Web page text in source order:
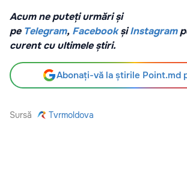
Acum ne puteți urmări și
pe Telegram, Facebook șiInstagram
curent cu ultimele știri.
Abonați-vă la știrile Point.md
Sursă Tvrmoldova